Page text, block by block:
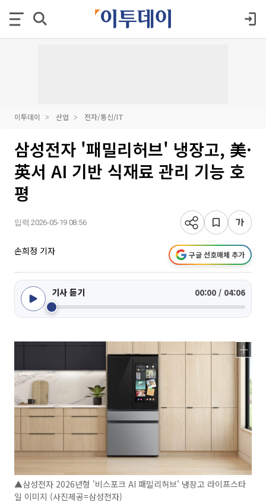
이투데이 산업 전자/통신/IT
삼성전자 '패밀리허브' 냉장고, 美·
英서 AI 기반 식재료 관리 기능 호
평
입력 2026-05-19 08:56
손희정 기자 구글 선호매체 추가
기사 듣기 00:00 / 04:06
▲삼성전자 2026년형 '비스포크 AI 패밀리허브' 냉장고 라이프스타
일 이미지 (사진제공=삼성전자)